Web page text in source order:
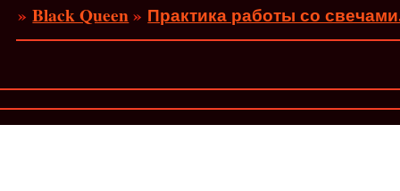
»Black Queen» Практика работы со